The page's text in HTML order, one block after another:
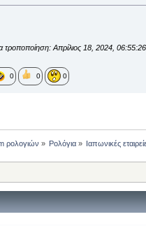
τροποποίηση: Απρίλιος 18, 2024,
0 0 0
ρολογιών » Ρολόγια » Ιαπωνικές